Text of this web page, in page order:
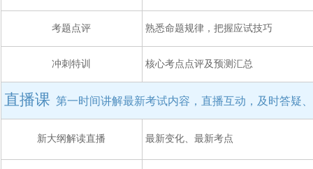
考题点评 熟悉命题规律，把握应试技巧
冲刺特训 核心考点点评及预测汇总
直播课第一时间讲解最新考试内容，直播互动，及时答疑
新大纲解读直播 最新变化、最新考点